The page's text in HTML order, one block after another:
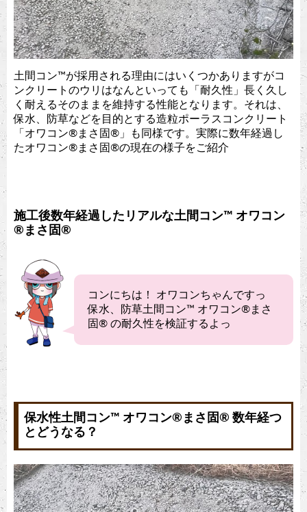
土間コン™︎が採用される理由にはいくつかありますがコ
ンクリートのウリはなんといっても「耐久性」長く久し
く耐えるそのままを維持する性能となります。それは、
保水、防草などを目的とする造粒ポーラスコンクリート
「オワコン®︎まさ固®︎」も同様です。実際に数年経過し
たオワコン®︎まさ固®︎の現在の様子をご紹介
施工後数年経過したリアルな土間コン™︎ オワコン
®︎まさ固®︎
コンにちは！ オワコンちゃんですっ
保水、防草土間コン™︎ オワコン®︎まさ
固®︎ の耐久性を検証するよっ
保水性土間コン™︎ オワコン®︎まさ固®︎ 数年経つ
とどうなる？